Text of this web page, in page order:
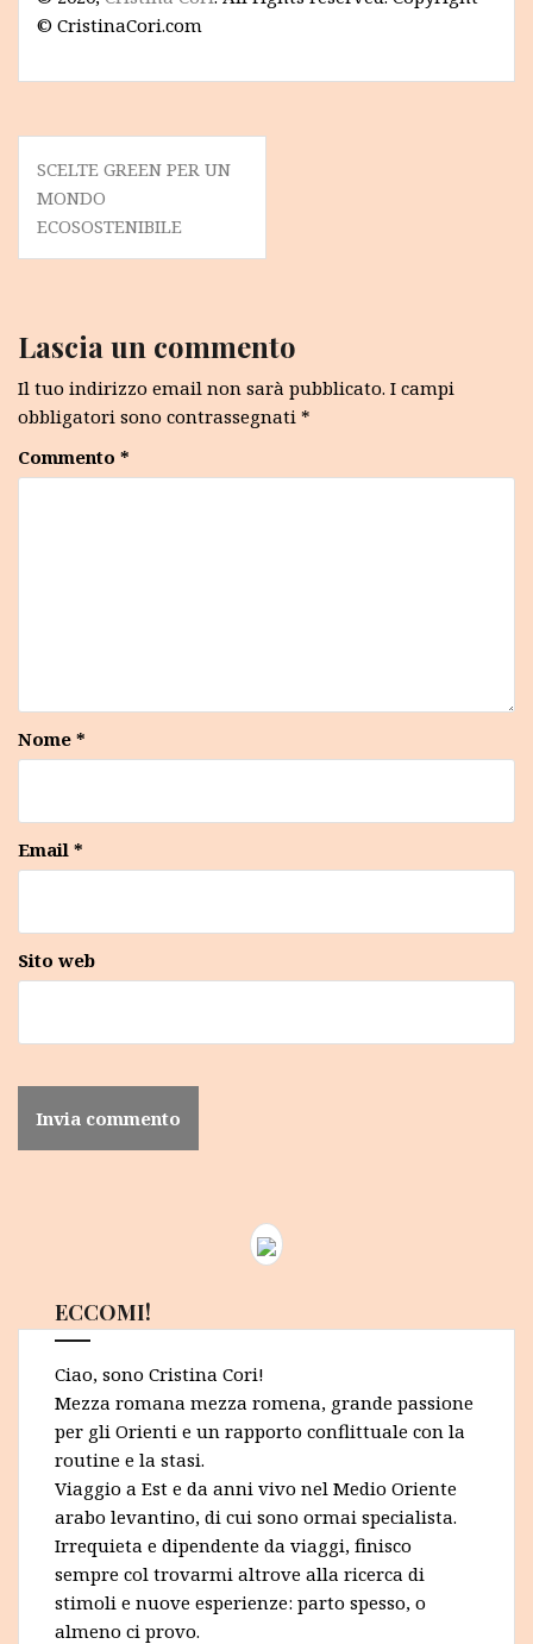
© CristinaCori.com
Navigazione
articoli
SCELTE GREEN PER UN
MONDO
ECOSOSTENIBILE
Lascia un commento
Il tuo indirizzo email non sarà pubblicato. I campi
obbligatori sono contrassegnati *
Commento *
Nome *
Email *
Sito web
ECCOMI!
Ciao, sono Cristina Cori!
Mezza romana mezza romena, grande passione
per gli Orienti e un rapporto conflittuale con la
routine e la stasi.
Viaggio a Est e da anni vivo nel Medio Oriente
arabo levantino, di cui sono ormai specialista.
Irrequieta e dipendente da viaggi, finisco
sempre col trovarmi altrove alla ricerca di
stimoli e nuove esperienze: parto spesso, o
almeno ci provo.